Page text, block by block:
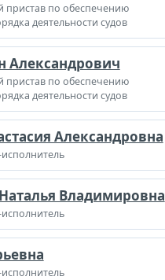
пристав по обеспечению
деятельности судов
Александрович
пристав по обеспечению
деятельности судов
Александровна
Владимировна